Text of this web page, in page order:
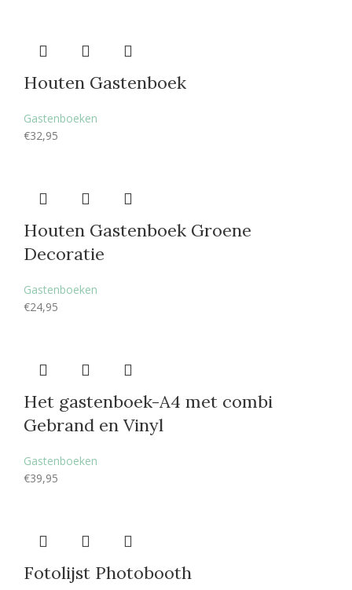
Houten Gastenboek
Gastenboeken
€32,95
Houten Gastenboek Groene
Decoratie
Gastenboeken
€24,95
Het gastenboek-A4 met combi
Gebrand en Vinyl
Gastenboeken
€39,95
Fotolijst Photobooth